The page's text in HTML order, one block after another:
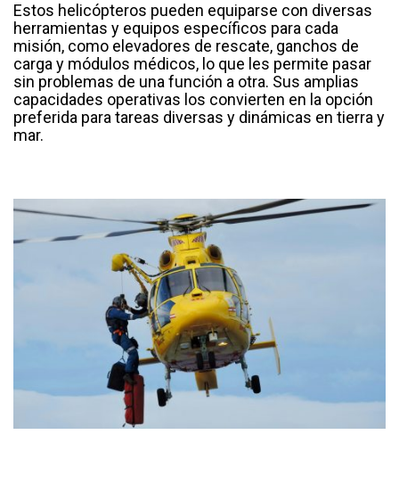
Estos helicópteros pueden equiparse con diversas
herramientas y equipos específicos para cada
misión, como elevadores de rescate, ganchos de
carga y módulos médicos, lo que les permite pasar
sin problemas de una función a otra. Sus amplias
capacidades operativas los convierten en la opción
preferida para tareas diversas y dinámicas en tierra y
mar.